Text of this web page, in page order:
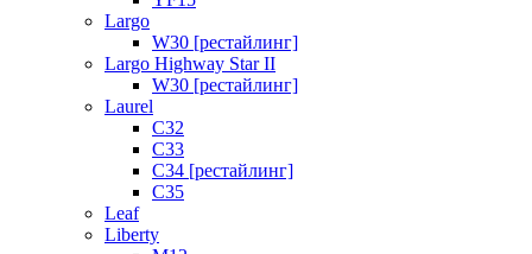
Largo
W30 [рестайлинг]
Largo Highway Star II
W30 [рестайлинг]
Laurel
C32
C33
C34 [рестайлинг]
C35
Leaf
Liberty